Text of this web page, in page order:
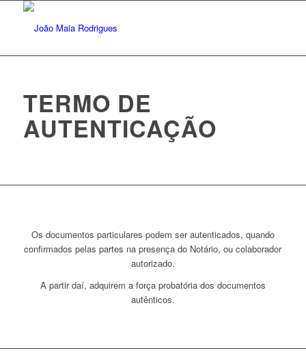
TERMO DE
AUTENTICAÇÃO
Os documentos particulares podem ser autenticados, quando
confirmados pelas partes na presença do Notário, ou colaborador
autorizado.
A partir daí, adquirem a força probatória dos documentos
autênticos.